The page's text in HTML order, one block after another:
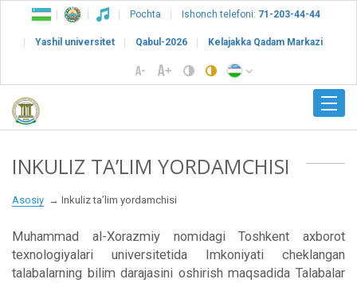
Pochta Ishonch telefoni: 71-203-44-44
Yashil universitet Qabul-2026 Kelajakka Qadam Markazi
INKULIZ TA’LIM YORDAMCHISI
Asosiy Inkuliz ta’lim yordamchisi
Muhammad al-Xorazmiy nomidagi Toshkent axborot
texnologiyalari universitetida Imkoniyati cheklangan
talabalarning bilim darajasini oshirish maqsadida Talabalar